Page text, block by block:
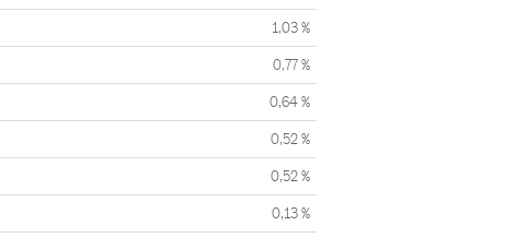
1,03 %
0,77 %
0,64 %
0,52 %
0,52 %
0,13 %